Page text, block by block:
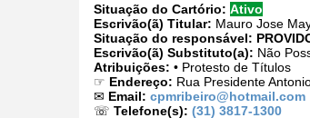
Situação do Cartório: Ativo
Escrivão(ã) Titular: Mauro Jose
Situação do responsável:
Escrivão(ã) Substituto(a): Não
Atribuições: • Protesto de Títulos
☞ Endereço: Rua Presidente
✉ Email: cpmribeiro@hotmail.com
☏ Telefone(s): (31) 3817-1300